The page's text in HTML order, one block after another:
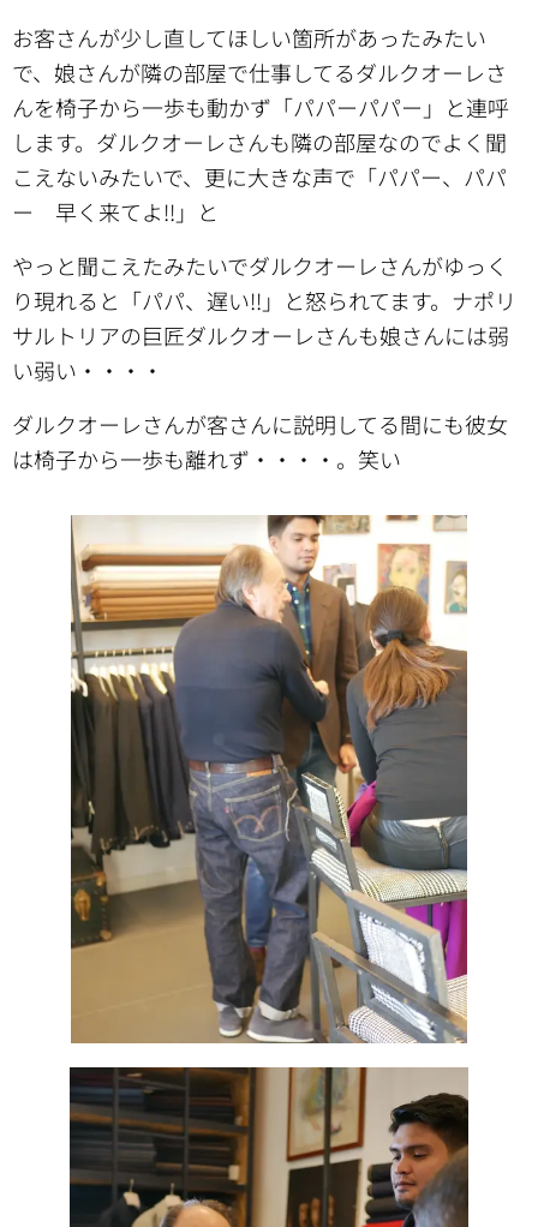
お客さんが少し直してほしい箇所があったみたい
で、娘さんが隣の部屋で仕事してるダルクオーレさ
んを椅子から一歩も動かず「パパーパパー」と連呼
します。ダルクオーレさんも隣の部屋なのでよく聞
こえないみたいで、更に大きな声で「パパー、パパ
ー 早く来てよ!!」と
やっと聞こえたみたいでダルクオーレさんがゆっく
り現れると「パパ、遅い!!」と怒られてます。ナポリ
サルトリアの巨匠ダルクオーレさんも娘さんには弱
い弱い・・・・
ダルクオーレさんが客さんに説明してる間にも彼女
は椅子から一歩も離れず・・・・。笑い